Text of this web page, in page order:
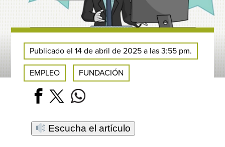
Publicado el 14 de abril de 2025 a las 3:55 pm.
EMPLEO FUNDACIÓN
Escucha el artículo